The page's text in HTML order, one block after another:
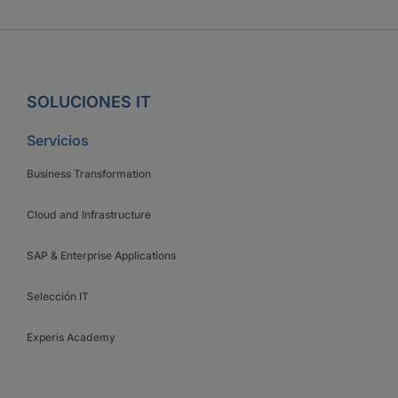
SOLUCIONES IT
Servicios
Business Transformation
Cloud and Infrastructure
SAP & Enterprise Applications
Selección IT
Experis Academy